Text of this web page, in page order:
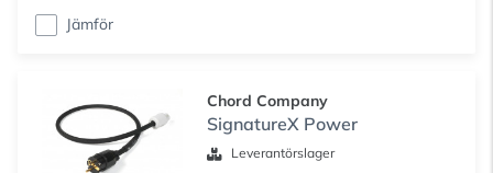
Jämför
Chord Company
SignatureX Power
Leverantörslager